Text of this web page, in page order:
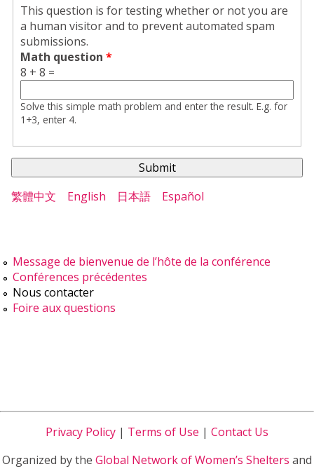
This question is for testing whether or not you are
a human visitor and to prevent automated spam
submissions.
Math question *
8 + 8 =
Solve this simple math problem and enter the result. E.g. for
1+3, enter 4.
繁體中文 English 日本語 Español
Message de bienvenue de l’hôte de la conférence
Conférences précédentes
Nous contacter
Foire aux questions
Privacy Policy | Terms of Use | Contact Us
Organized by the Global Network of Women’s Shelters and